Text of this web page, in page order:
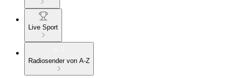
Live Sport
Radiosender von A-Z